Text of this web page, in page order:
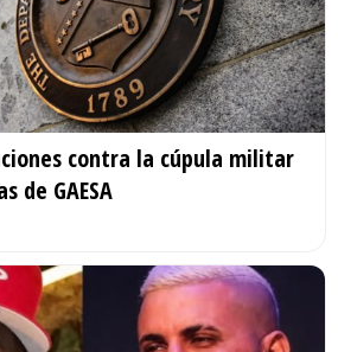
contra la cúpula militar
de GAESA